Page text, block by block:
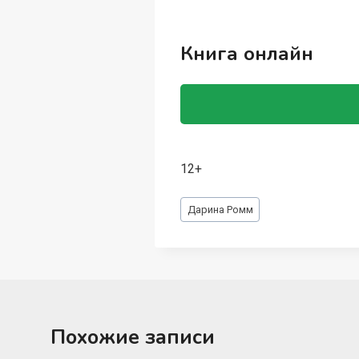
Книга онлайн
12+
Метки
записи:
Дарина Ромм
Похожие записи